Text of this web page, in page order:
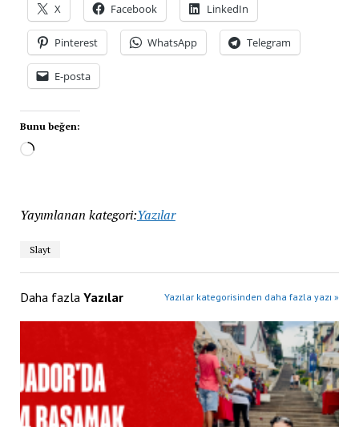
X Facebook LinkedIn
Pinterest WhatsApp Telegram
E-posta
Bunu beğen:
Yayımlanan kategori:Yazılar
Slayt
Daha fazla Yazılar Yazılar kategorisinden daha fazla yazı »